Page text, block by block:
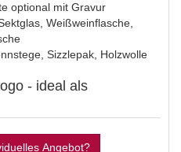
optional mit Gravur
Weißweinflasche,
Sizzlepak, Holzwolle
- ideal als
Angebot?